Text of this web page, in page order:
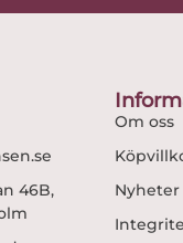
46B,
Om oss
Nyheter